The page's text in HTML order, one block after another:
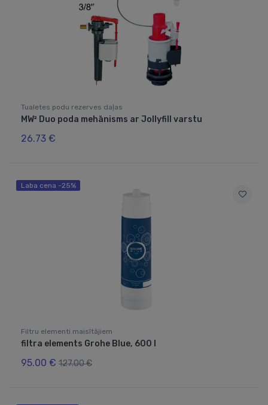
Tualetes podu rezerves daļas
MW² Duo poda mehānisms ar Jollyfill varstu
26.73 €
Laba cena -25%
Filtru elementi maisītājiem
filtra elements Grohe Blue, 600 l
95.00 € 127.00 €